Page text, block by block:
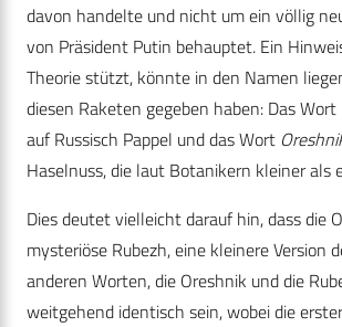
davon handelte und nicht um ein völlig
von Präsident Putin behauptet. Ein
Theorie stützt, könnte in den Namen
diesen Raketen gegeben haben: Das Wort
auf Russisch Pappel und das Wort
Haselnuss, die laut Botanikern kleiner als
Dies deutet vielleicht darauf hin, dass die
mysteriöse Rubezh, eine kleinere Version
anderen Worten, die Oreshnik und die
weitgehend identisch sein, wobei die